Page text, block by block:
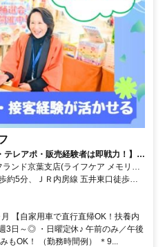
テレアポ・販売経験者は即戦力！】週
さんも活躍中♪社会復帰の方も大歓
りとしたサポート体制充実で働きや
大歓迎！正社員登用実績もあります♪
ンド京葉支店(ライフケア メモリイ
約5分、ＪＲ内房線 五井東口徒歩約5
【自家用車で直行直帰OK！扶養内
日～◎ ・日曜定休♪ 午前のみ／午後
もOK！ （勤務時間例） ＊9...